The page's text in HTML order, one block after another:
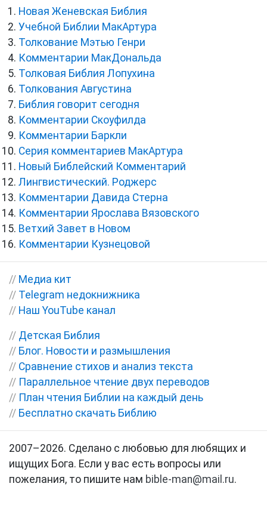
Новая Женевская Библия
Учебной Библии МакАртура
Толкование Мэтью Генри
Комментарии МакДональда
Толковая Библия Лопухина
Толкования Августина
Библия говорит сегодня
Комментарии Скоуфилда
Комментарии Баркли
Серия комментариев МакАртура
Новый Библейский Комментарий
Лингвистический. Роджерс
Комментарии Давида Стерна
Комментарии Ярослава Вязовского
Ветхий Завет в Новом
Комментарии Кузнецовой
// Медиа кит
// Telegram недокнижника
// Наш YouTube канал
// Детская Библия
// Блог. Новости и размышления
// Сравнение стихов и анализ текста
// Параллельное чтение двух переводов
// План чтения Библии на каждый день
// Бесплатно скачать Библию
2007–2026. Сделано с любовью для любящих и
ищущих Бога. Если у вас есть вопросы или
пожелания, то пишите нам bible-man@mail.ru.